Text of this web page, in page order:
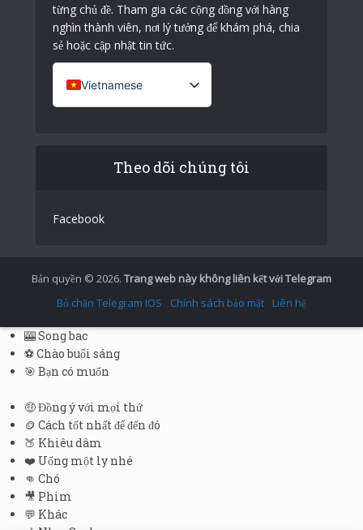
từng chủ đề. Tham gia các cộng đồng với hàng
nghìn thành viên, nơi lý tưởng để khám phá, chia
sẻ hoặc cập nhật tin tức.
Vietnamese
French (France)
Spanish
Greek
Chinese
Japanese
Russian
Czech
Portuguese (Brazil)
Bulgarian
Danish
Theo dõi chúng tôi
Facebook
Bản quyền © 2026. Trang web này không liên kết với Telegram
Bỏ chặn Telegram IOS
Chính sách bảo mật Liên hệ
🎰 Song bac
⚽ Chào buổi sáng
🎯 Bạn có muốn
🤑 Đồng ý với mọi thứ
🪙 Cách tốt nhất để đến đó
🍑 Khiêu dâm
❤️ Uống một ly nhé
👊 Chó
🎥 Phim
💬 Khác